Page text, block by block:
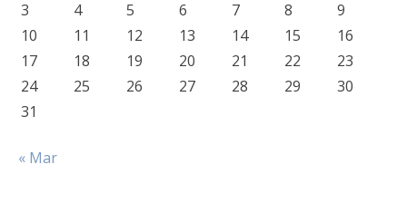
3 4 5 6 7 8
9
10
11 12 13 14 15
16
17
18 19 20 21 22
23
24
25 26 27 28 29
30
31
« Mar